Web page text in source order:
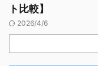
ト比較】
2026/4/6